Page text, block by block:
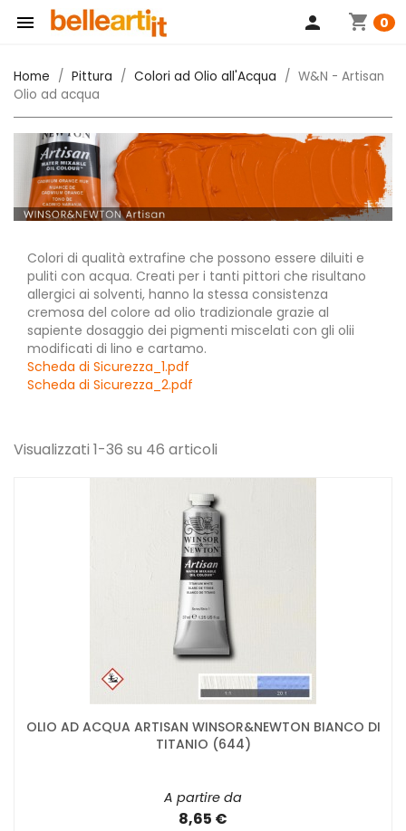
 shopping_cart 0
person
Home Pittura Colori ad Olio all'Acqua
W&N - Artisan
Olio ad acqua
Colori di qualità extrafine che possono essere diluiti e
puliti con acqua. Creati per i tanti pittori che risultano
allergici ai solventi, hanno la stessa consistenza
cremosa del colore ad olio tradizionale grazie al
sapiente dosaggio dei pigmenti miscelati con gli olii
modificati di lino e cartamo.
Scheda di Sicurezza_1.pdf
Scheda di Sicurezza_2.pdf
Visualizzati 1-36 su 46 articoli
OLIO AD ACQUA ARTISAN WINSOR&NEWTON BIANCO DI
TITANIO (644)
A partire da
8,65 €